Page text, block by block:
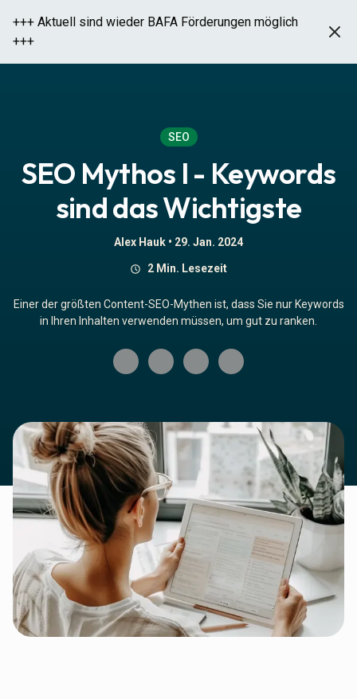
+++ Aktuell sind wieder BAFA Förderungen möglich
+++
SEO
SEO Mythos I - Keywords
sind das Wichtigste
Alex Hauk • 29. Jan. 2024
2 Min. Lesezeit
Einer der größten Content-SEO-Mythen ist, dass Sie nur Keywords
in Ihren Inhalten verwenden müssen, um gut zu ranken.